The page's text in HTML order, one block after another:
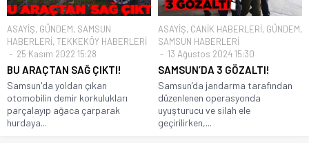
ASAYİŞ, GÜNDEM, SAMSUN
HABERLERİ, TEKKEKÖY HABERLERİ
25 Kasım 2022 15:28
BU ARAÇTAN SAĞ ÇIKTI!
Samsun'da yoldan çıkan
otomobilin demir korkulukları
parçalayıp ağaca çarparak
hurdaya...
ASAYİŞ, CANİK HABERLERİ, GÜNDEM,
SAMSUN HABERLERİ
13 Ağustos 2024 15:30
SAMSUN’DA 3 GÖZALTI!
Samsun’da jandarma tarafından
düzenlenen operasyonda
uyuşturucu ve silah ele
geçirilirken,...